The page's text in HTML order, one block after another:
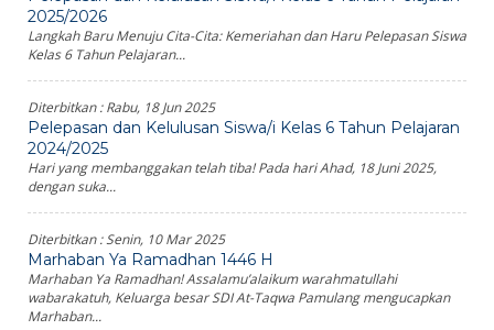
2025/2026
Langkah Baru Menuju Cita-Cita: Kemeriahan dan Haru Pelepasan Siswa
Kelas 6 Tahun Pelajaran...
Diterbitkan :Rabu, 18 Jun 2025
Pelepasan dan Kelulusan Siswa/i Kelas 6 Tahun Pelajaran
2024/2025
Hari yang membanggakan telah tiba! Pada hari Ahad, 18 Juni 2025,
dengan suka...
Diterbitkan :Senin, 10 Mar 2025
Marhaban Ya Ramadhan 1446 H
Marhaban Ya Ramadhan! Assalamu’alaikum warahmatullahi
wabarakatuh, Keluarga besar SDI At-Taqwa Pamulang mengucapkan
Marhaban...